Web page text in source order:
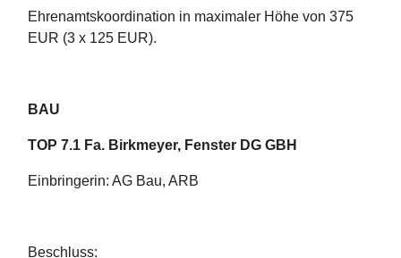
Ehrenamtskoordination in maximaler Höhe von 375
EUR (3 x 125 EUR).
BAU
TOP 7.1 Fa. Birkmeyer, Fenster DG GBH
Einbringerin: AG Bau, ARB
Beschluss: